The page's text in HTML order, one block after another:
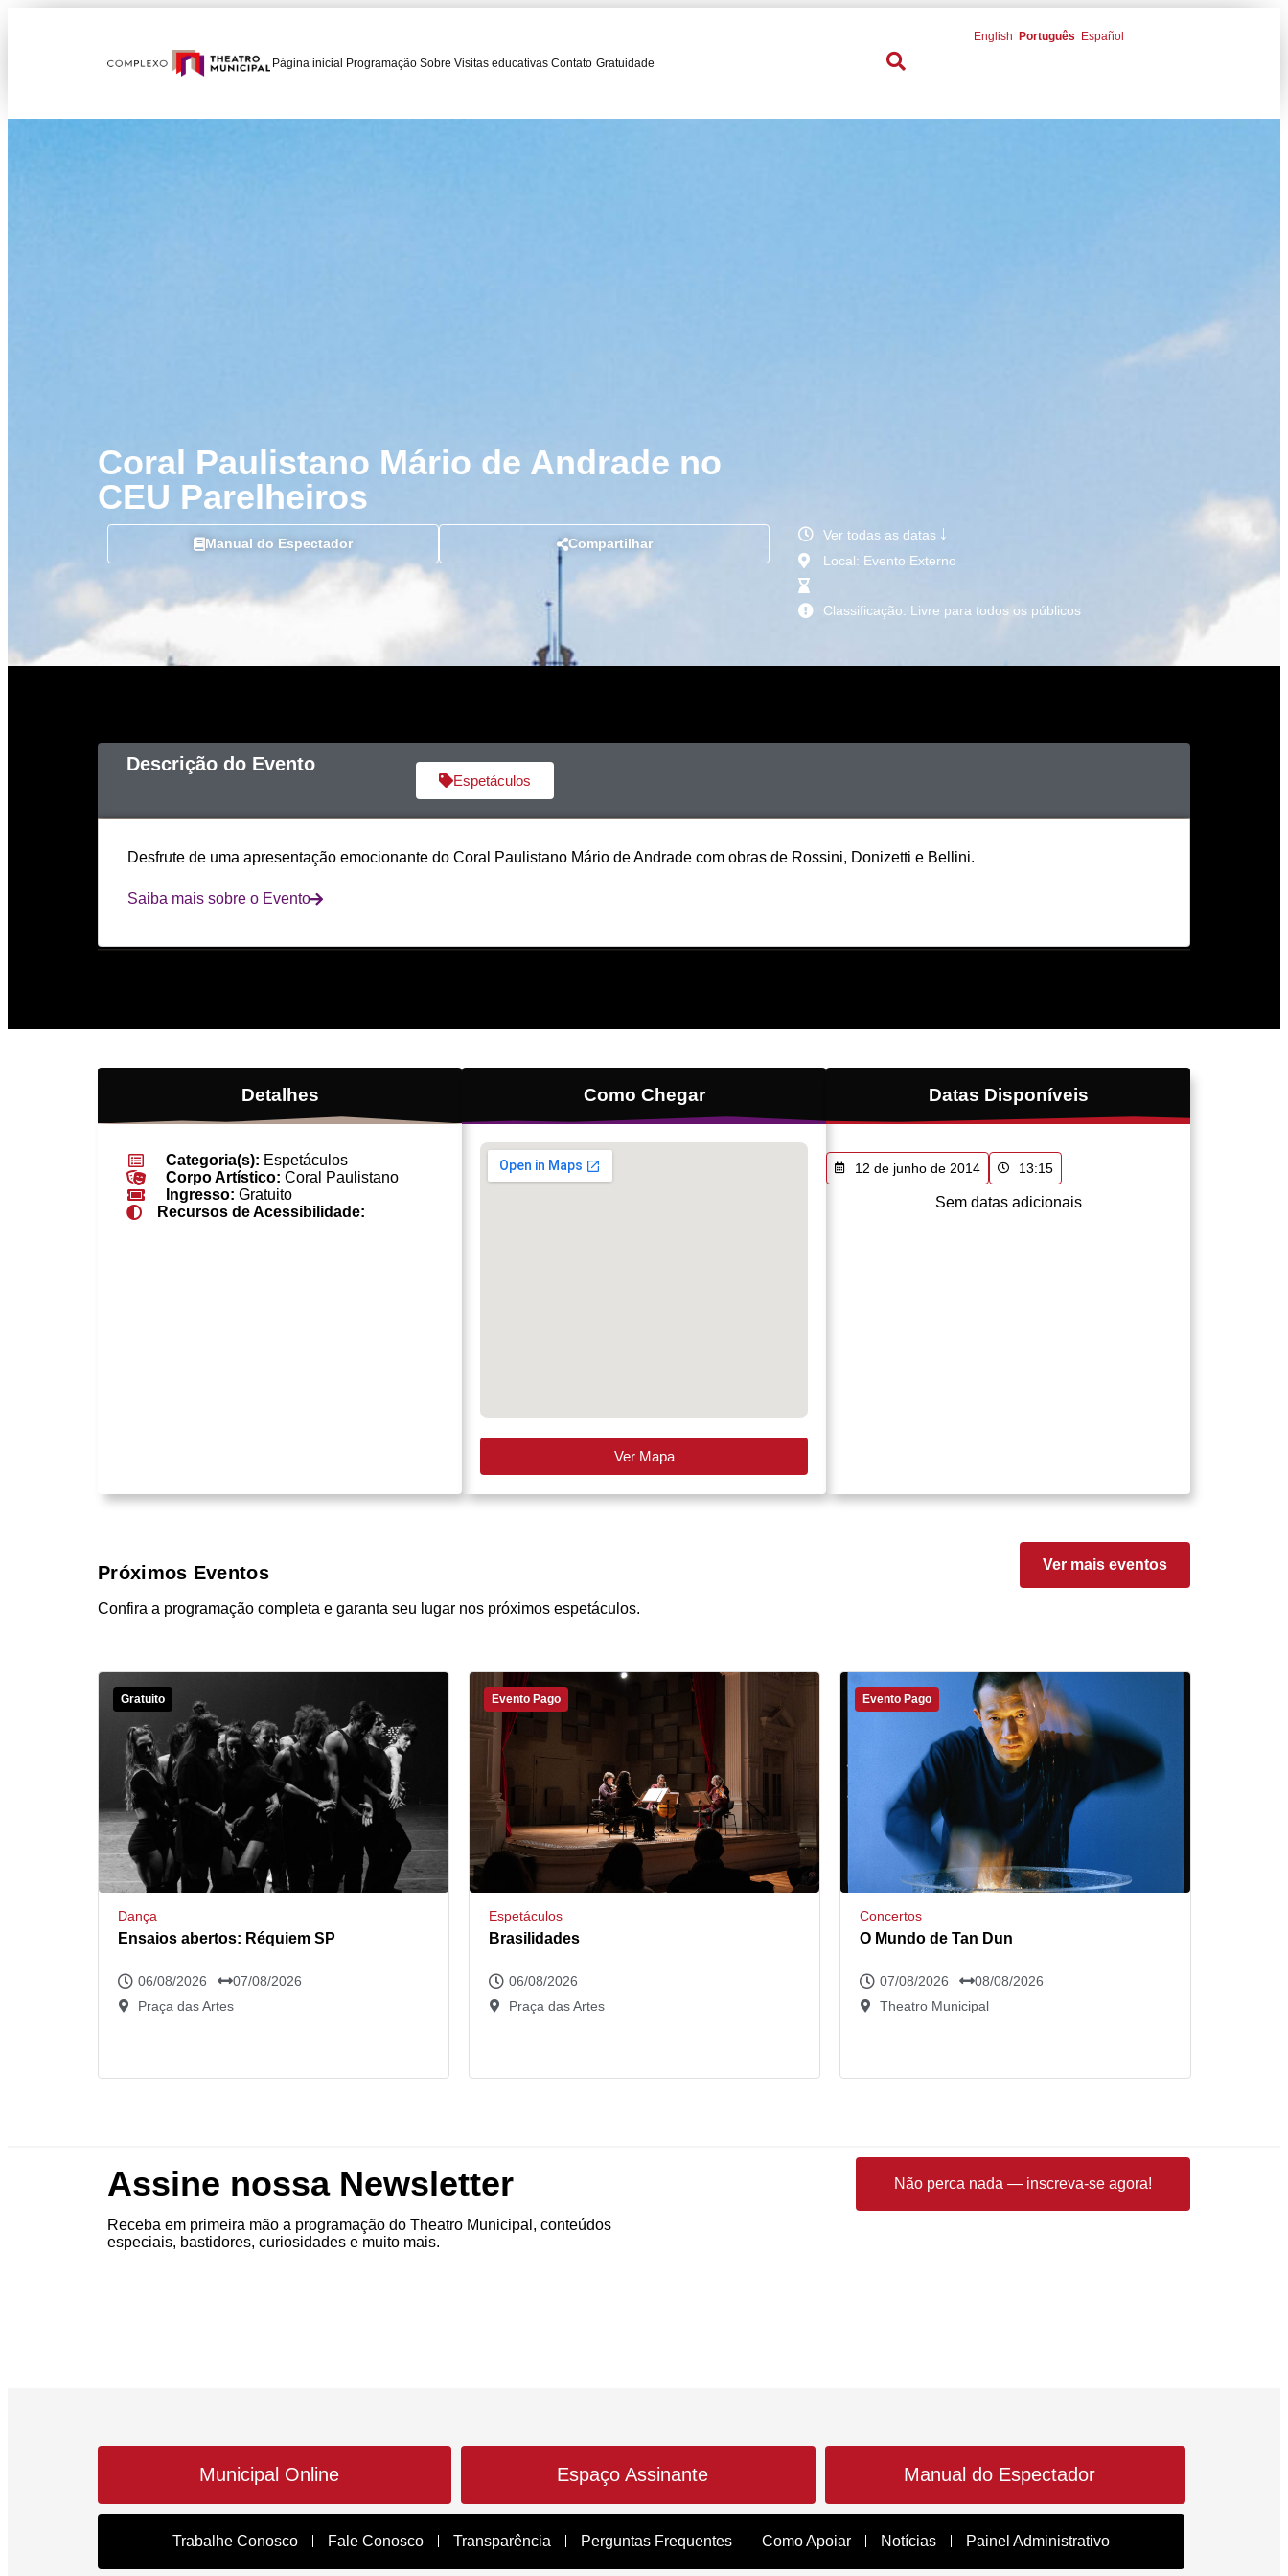
Página inicial Programação Sobre Visitas educativas Contato Gratuidade
English Português Español
Coral Paulistano Mário de Andrade no
CEU Parelheiros
Manual do Espectador Compartilhar
Ver todas as datas ￬
Local: Evento Externo
Classificação: Livre para todos os públicos
Descrição do Evento
Espetáculos
Desfrute de uma apresentação emocionante do Coral Paulistano Mário de Andrade com obras de Rossini, Donizetti e Bellini.
Saiba mais sobre o Evento
Detalhes
Categoria(s): Espetáculos
Corpo Artístico: Coral Paulistano
Ingresso: Gratuito
Recursos de Acessibilidade:
Como Chegar
Ver Mapa
Datas Disponíveis
12 de junho de 2014 13:15
Sem datas adicionais
Próximos Eventos
Confira a programação completa e garanta seu lugar nos próximos espetáculos.
Ver mais eventos
Gratuito
Dança
Ensaios abertos: Réquiem SP
06/08/2026
07/08/2026
Praça das Artes
Evento Pago
Espetáculos
Brasilidades
06/08/2026
Praça das Artes
Evento Pago
Concertos
O Mundo de Tan Dun
07/08/2026
08/08/2026
Theatro Municipal
Assine nossa Newsletter
Receba em primeira mão a programação do Theatro Municipal, conteúdos
especiais, bastidores, curiosidades e muito mais.
Não perca nada — inscreva-se agora!
Municipal Online Espaço Assinante Manual do Espectador
Trabalhe Conosco Fale Conosco Transparência Perguntas Frequentes Como Apoiar Notícias Painel Administrativo